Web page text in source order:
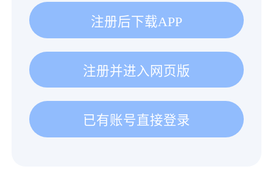
注册后下载APP
注册并进入网页版
已有账号直接登录